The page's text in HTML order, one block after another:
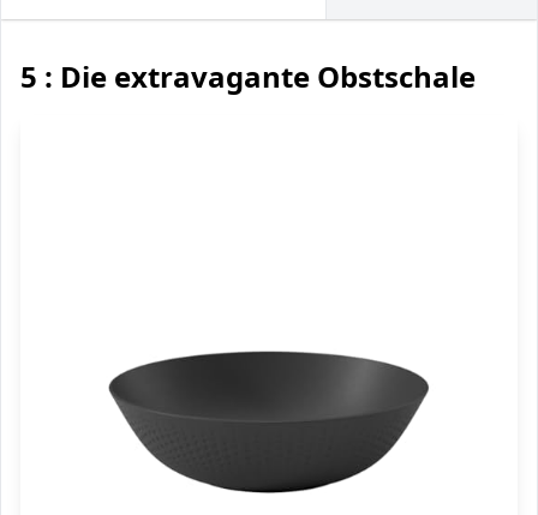
5 : Die extravagante Obstschale